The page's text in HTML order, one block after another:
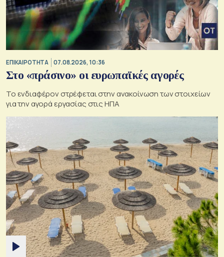
ΕΠΙΚΑΙΡΟΤΗΤΑ 07.08.2026, 10:36
Στο «πράσινο» οι ευρωπαϊκές αγορές
Το ενδιαφέρον στρέφεται στην ανακοίνωση των στοιχείων
για την αγορά εργασίας στις ΗΠΑ